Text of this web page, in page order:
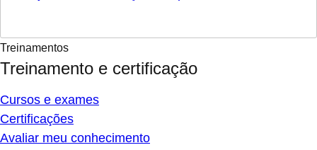
Treinamentos
Treinamento e certificação
Cursos e exames
Certificações
Avaliar meu conhecimento